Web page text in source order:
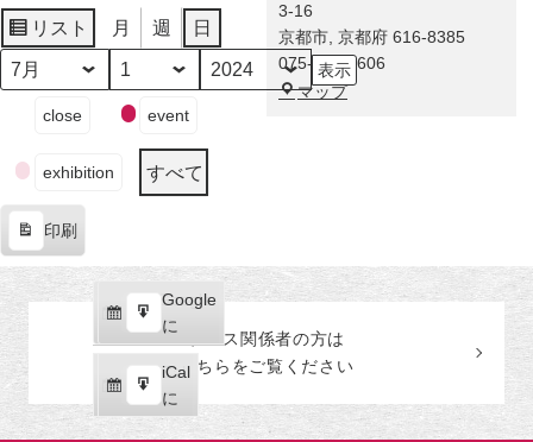
ぎ
た
～
福
レ
シ
ョ
ン
の
美
人
画
～
3-16
京都市 京都府 616-8385
075-863-0606
マップ福
リスト
表
示
月 週 日
月
日
年
の
テ
リ
ー
close event
exhibition すべて
印刷
示
Google
で
購
読
iCal
で
購
読
Google
に
エ
ク
ス
ポ
iCal
に
エ
ク
プレス関係者の方は
こちらをご覧ください